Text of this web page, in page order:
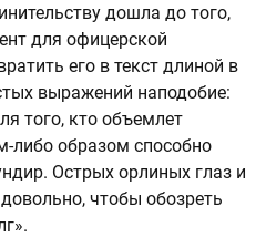
дошла до того,
для офицерской
его в текст длиной в
выражений наподобие:
того, кто объемлет
либо образом способно
Острых орлиных глаз и
чтобы обозреть